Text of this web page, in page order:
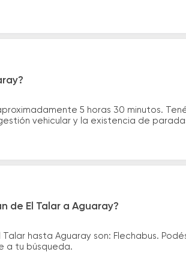
5 horas 30 minutos.
vehicular y la existencia de
de El Talar a Aguaray?
hasta Aguaray son: Flechabus.
a tu búsqueda.